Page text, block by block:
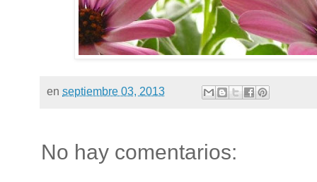
en septiembre 03, 2013
No hay comentarios: